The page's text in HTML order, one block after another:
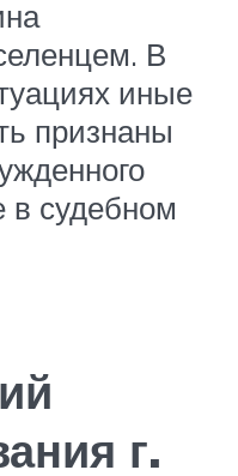
В
иные
признаны
в судебном
г.